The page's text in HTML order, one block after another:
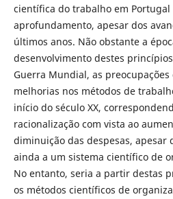
científica do trabalho em
aprofundamento, apesar dos
últimos anos. Não obstante a
desenvolvimento destes
Guerra Mundial, as
melhorias nos métodos de
início do século XX,
racionalização com vista ao
diminuição das despesas, apesar
ainda a um sistema científico de
No entanto, seria a partir destas
os métodos científicos de